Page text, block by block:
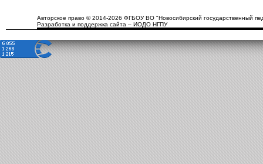
Авторское право © 2014-2026 ФГБОУ ВО "Новосибирский государственный
Разработка и поддержка сайта – ИОДО НГПУ